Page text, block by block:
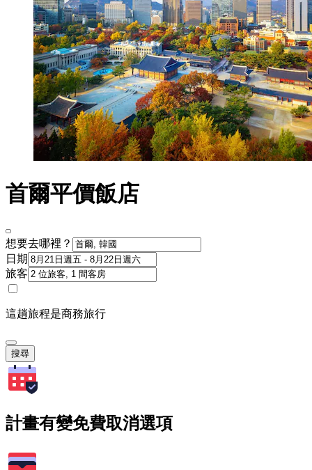
首爾平價飯店
想要去哪裡？
日期
旅客
這趟旅程是商務旅行
搜尋
計畫有變免費取消選項